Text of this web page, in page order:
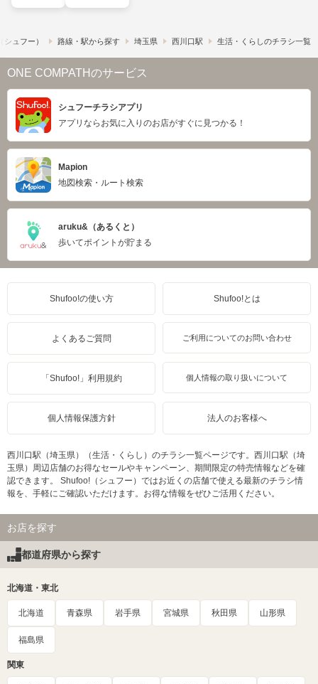
ュフー） 路線・駅から探す 埼玉県 西川口駅 生活・くらしのチラシ一覧
ONE COMPATHのサービス
シュフーチラシアプリ
アプリならお気に入りのお店がすぐに見つかる！
Mapion
地図検索・ルート検索
aruku&（あるくと）
歩いてポイントが貯まる
Shufoo!の使い方 Shufoo!とは
よくあるご質問 ご利用についてのお問い合わせ
「Shufoo!」利用規約 個人情報の取り扱いについて
個人情報保護方針 法人のお客様へ
西川口駅（埼玉県）（生活・くらし）のチラシ一覧ページです。西川口駅（埼
玉県）周辺店舗のお得なセールやキャンペーン、期間限定の特売情報などを確
認できます。 Shufoo!（シュフー）ではお近くの店舗で使える最新のチラシ情
報を、手軽にご確認いただけます。お得な情報をぜひご活用ください。
お店を探す
都道府県から探す
北海道・東北
北海道 青森県 岩手県 宮城県 秋田県 山形県
福島県
関東